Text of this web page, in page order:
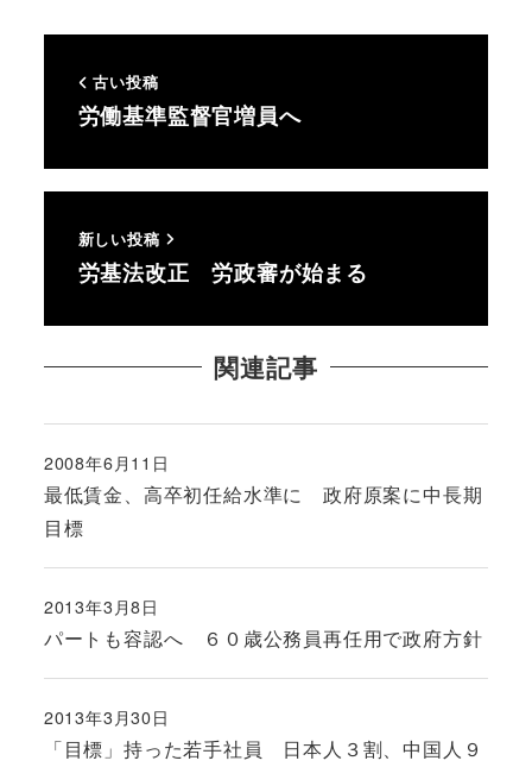
古い投稿
労働基準監督官増員へ
新しい投稿
労基法改正 労政審が始まる
関連記事
最低賃金、高卒初任給水準に 政府原案に中長期
目標
投稿日
2008年6月11日
パートも容認へ ６０歳公務員再任用で政府方針
投稿日
2013年3月8日
「目標」持った若手社員 日本人３割、中国人９
投稿日
2013年3月30日